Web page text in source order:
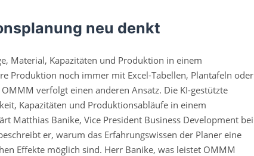
neu denkt
Material, Kapazitäten und Produktion in einem
Produktion noch immer mit Excel-Tabellen, Plantafeln oder
verfolgt einen anderen Ansatz. Die KI-gestützte
Kapazitäten und Produktionsabläufe in einem
Matthias Banike, Vice President Business Development bei
er, warum das Erfahrungswissen der Planer eine
Effekte möglich sind. Herr Banike, was leistet OMMM